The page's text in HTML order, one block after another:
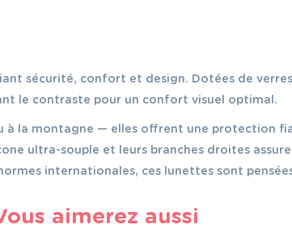
36m
sécurité, confort et design. Dotées de
le contraste pour un confort visuel optimal.
la montagne — elles offrent une protection
ultra-souple et leurs branches droites
internationales, ces lunettes sont
aimerez aussi